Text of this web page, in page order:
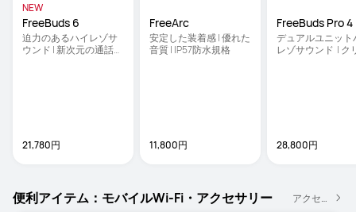
NEW
迫力のあるハイレゾサ
ウンド | 新次元の通話体
21,780円
安定した装着感 | 優れた
音質 | IP57防水規格
11,800円
FreeBuds Pro 4
デュアルユニット
レゾサウンド  | ク
28,800円
便利アイテム：モバイルWi-Fi・アクセサリー アクセサリー